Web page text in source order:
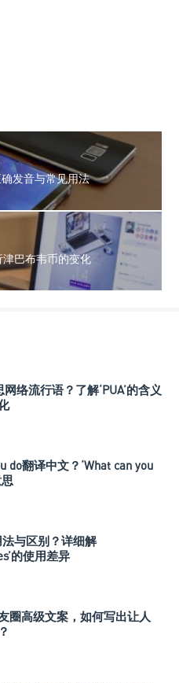
确发音与常见用法
巴布韦币的变化
络流行语？了解‘PUA’的含义
do翻译中文？‘What can you
法与区别？详细解
的使用差异
圈高级文案，如何写出让人